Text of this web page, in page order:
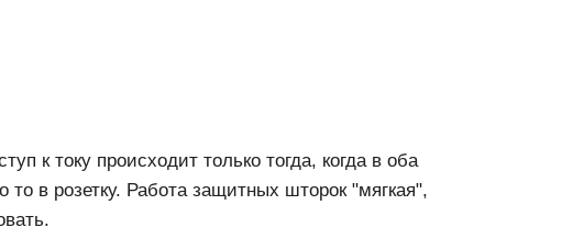
к току происходит только тогда, когда в оба
то в розетку. Работа защитных шторок "мягкая",